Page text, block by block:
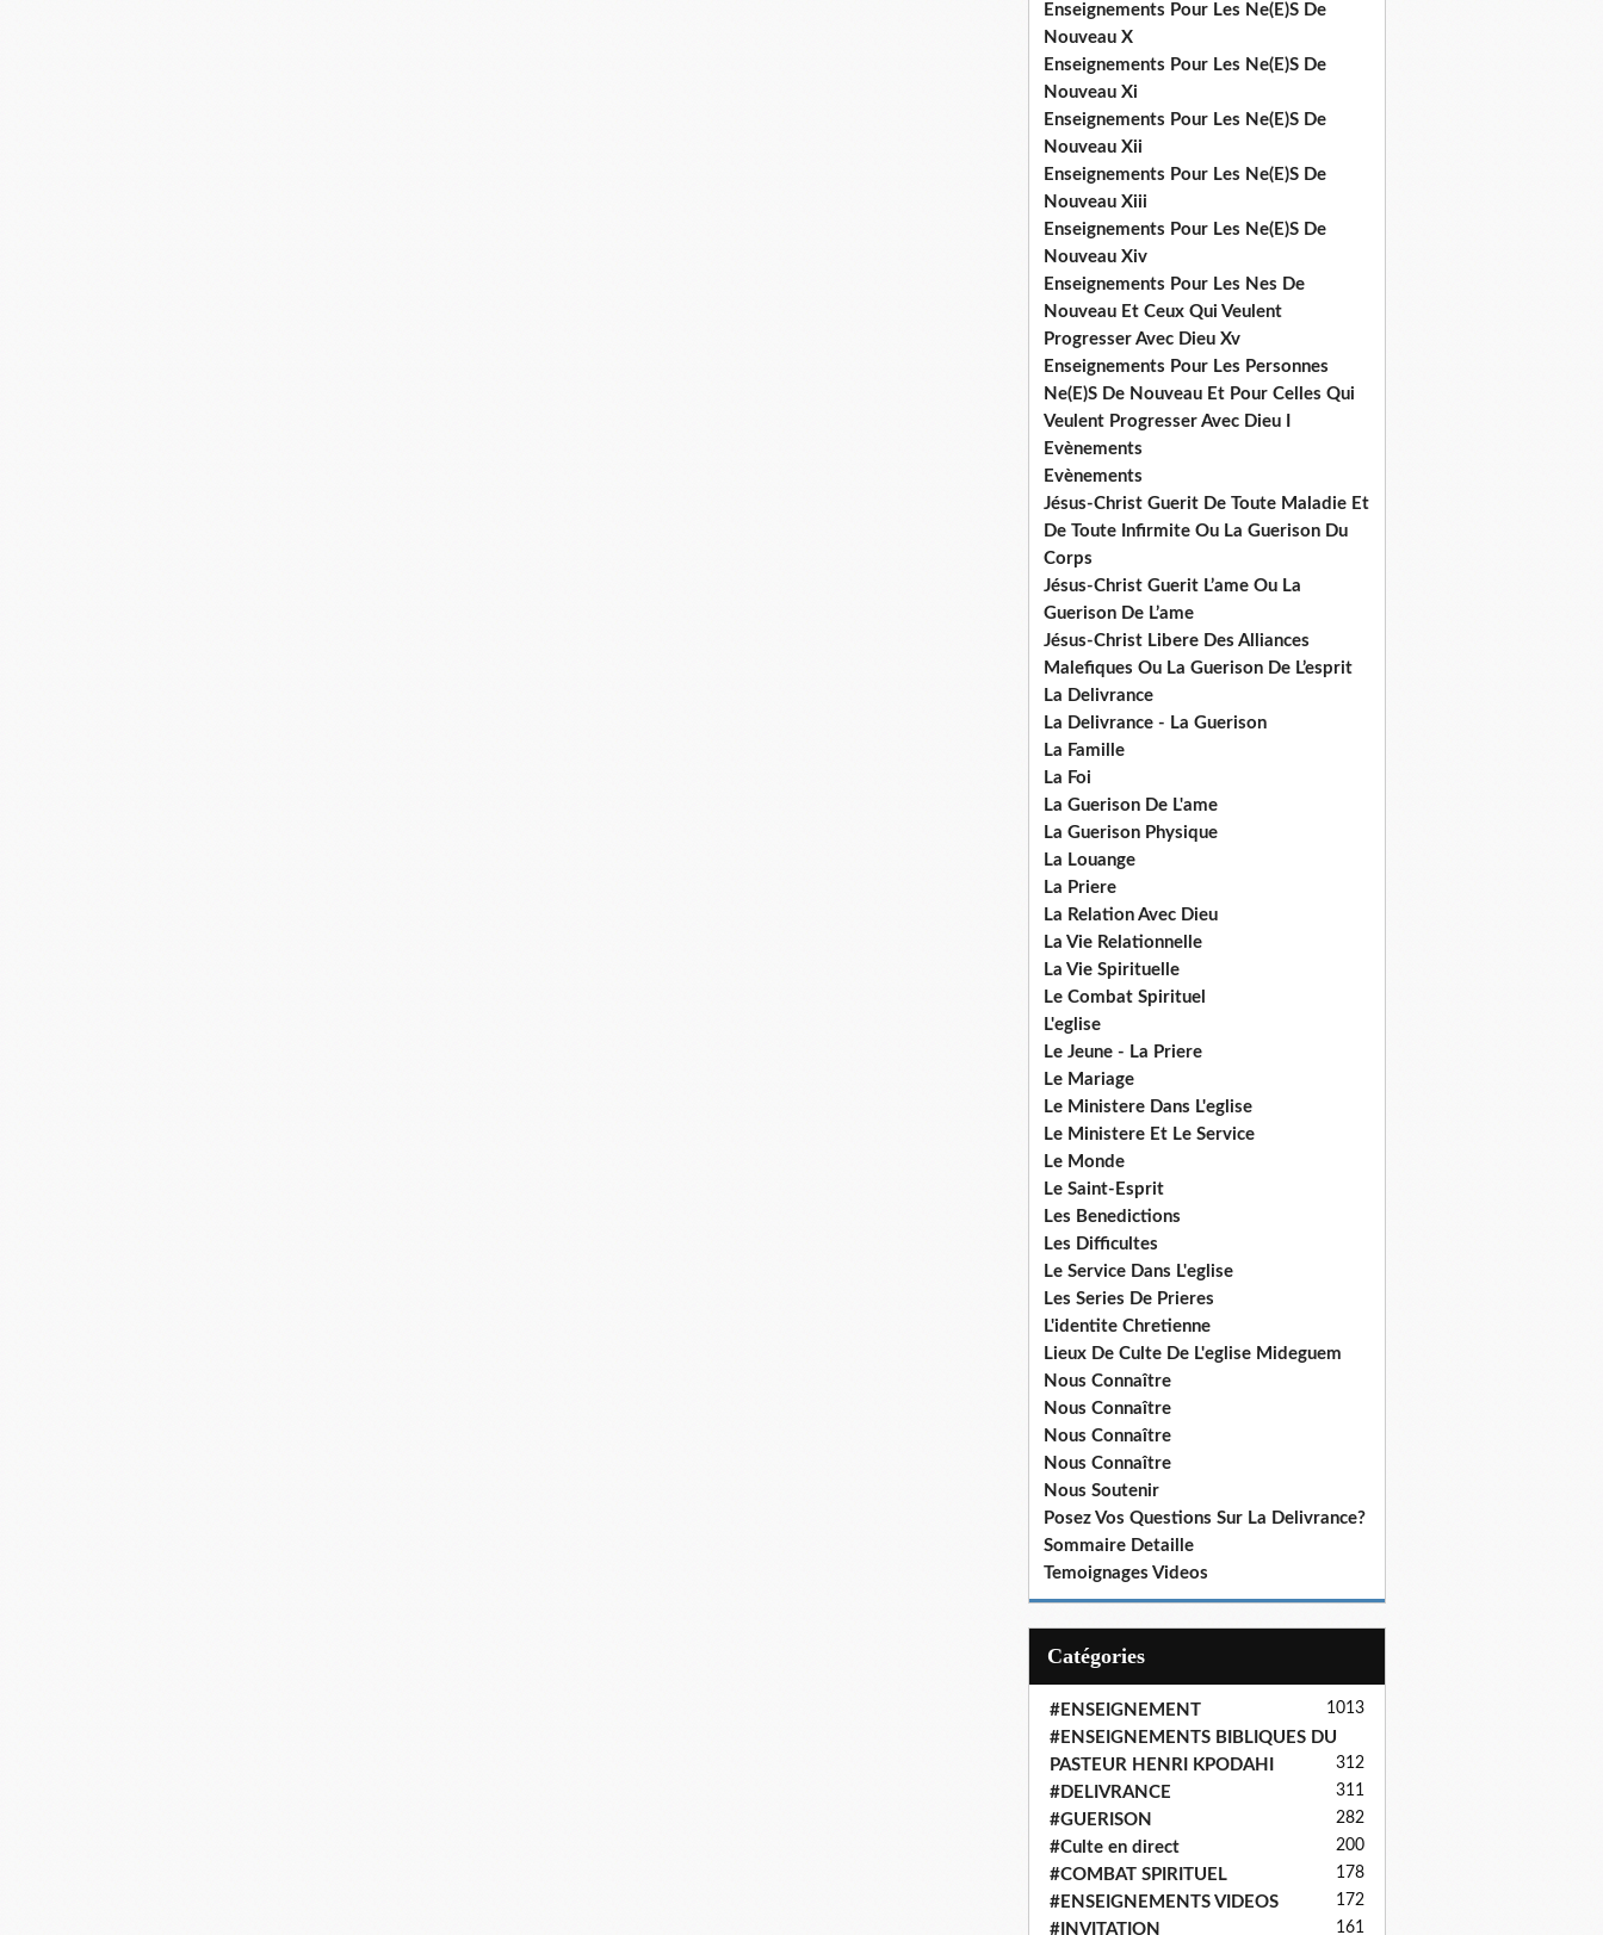
Enseignements Pour Les Ne(E)S De
Nouveau X
Enseignements Pour Les Ne(E)S De
Nouveau Xi
Enseignements Pour Les Ne(E)S De
Nouveau Xii
Enseignements Pour Les Ne(E)S De
Nouveau Xiii
Enseignements Pour Les Ne(E)S De
Nouveau Xiv
Enseignements Pour Les Nes De
Nouveau Et Ceux Qui Veulent
Progresser Avec Dieu Xv
Enseignements Pour Les Personnes
Ne(E)S De Nouveau Et Pour Celles Qui
Veulent Progresser Avec Dieu I
Evènements
Evènements
Jésus-Christ Guerit De Toute Maladie Et
De Toute Infirmite Ou La Guerison Du
Corps
Jésus-Christ Guerit L’ame Ou La
Guerison De L’ame
Jésus-Christ Libere Des Alliances
Malefiques Ou La Guerison De L’esprit
La Delivrance
La Delivrance - La Guerison
La Famille
La Foi
La Guerison De L'ame
La Guerison Physique
La Louange
La Priere
La Relation Avec Dieu
La Vie Relationnelle
La Vie Spirituelle
Le Combat Spirituel
L'eglise
Le Jeune - La Priere
Le Mariage
Le Ministere Dans L'eglise
Le Ministere Et Le Service
Le Monde
Le Saint-Esprit
Les Benedictions
Les Difficultes
Le Service Dans L'eglise
Les Series De Prieres
L'identite Chretienne
Lieux De Culte De L'eglise Mideguem
Nous Connaître
Nous Connaître
Nous Connaître
Nous Connaître
Nous Soutenir
Posez Vos Questions Sur La Delivrance?
Sommaire Detaille
Temoignages Videos
Catégories
#ENSEIGNEMENT 1013
#ENSEIGNEMENTS BIBLIQUES DU
PASTEUR HENRI KPODAHI
312
#DELIVRANCE 311
#GUERISON 282
#Culte en direct 200
#COMBAT SPIRITUEL 178
#ENSEIGNEMENTS VIDEOS 172
#INVITATION 161